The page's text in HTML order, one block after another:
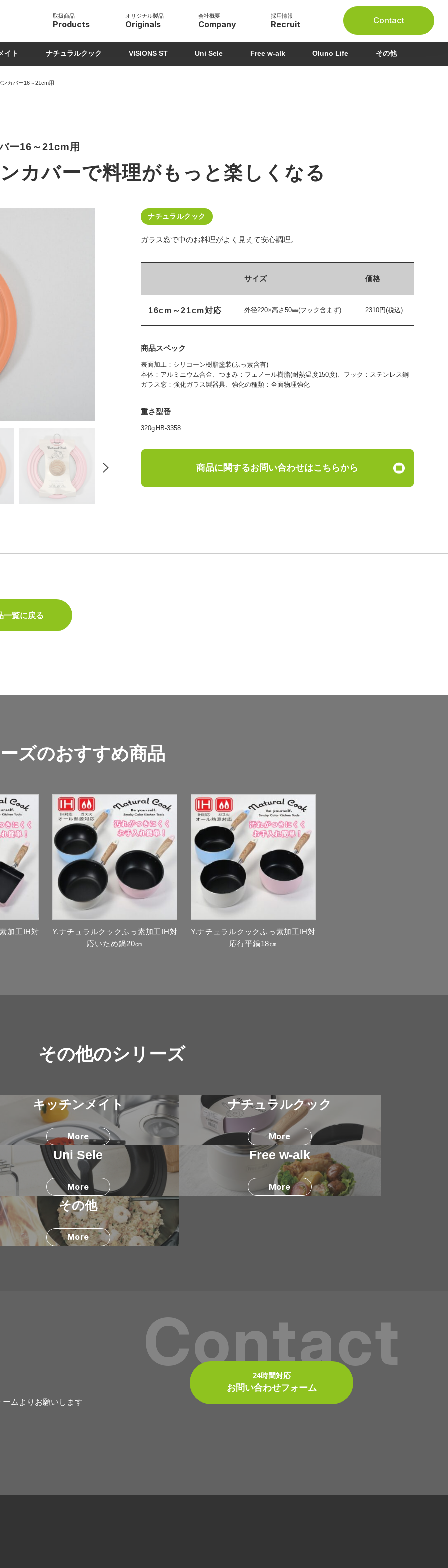
取扱商品 オリジナル製品 会社概要 採用情報 Contact
イト ナチュラルクック VISIONS ST Uni Sele Free w-alk Oluno Life その他
カバー16～21cm用
ー16～21cm用
カバーで料理がもっと楽しくなる
ナチュラルクック
ガラス窓で中のお料理がよく見えて安心調理。
サイズ 価格
16cm～21cm対応 外径220×高さ50㎜(フック含まず) 2310円(税込)
商品スペック
表面加工：シリコーン樹脂塗装(ふっ素含有)
本体：アルミニウム合金、つまみ：フェノール樹脂(耐熱温度150度)、フック：ステンレス鋼
ガラス窓：強化ガラス製器具、強化の種類：全面物理強化
重さ
320g
型番
HB-3358
商品に関するお問い合わせはこちらから
一覧に戻る
ズのおすすめ商品
加工IH対
Y.ナチュラルクックふっ素加工IH対
応いため鍋20㎝
Y.ナチュラルクックふっ素加工IH対
応行平鍋18㎝
その他のシリーズ
キッチンメイト
More
ナチュラルクック
More
Uni Sele
More
Free w-alk
More
その他
More
Contact
ームよりお願いします
24時間対応
お問い合わせフォーム